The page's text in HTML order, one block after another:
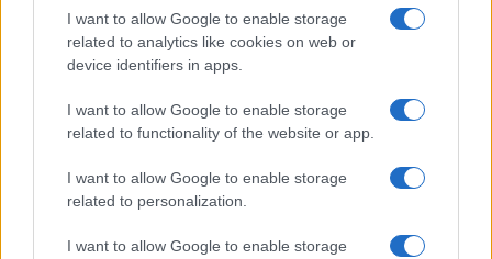
I want to allow Google to enable storage
related to analytics like cookies on web or
device identifiers in apps.
I want to allow Google to enable storage
related to functionality of the website or app.
I want to allow Google to enable storage
related to personalization.
I want to allow Google to enable storage
Papa Leone a Santa Maria degli Angeli: migliaia di
giovani per il meeting francescano
Edoardo Castellucci · 7 Ago 2026
NEWS